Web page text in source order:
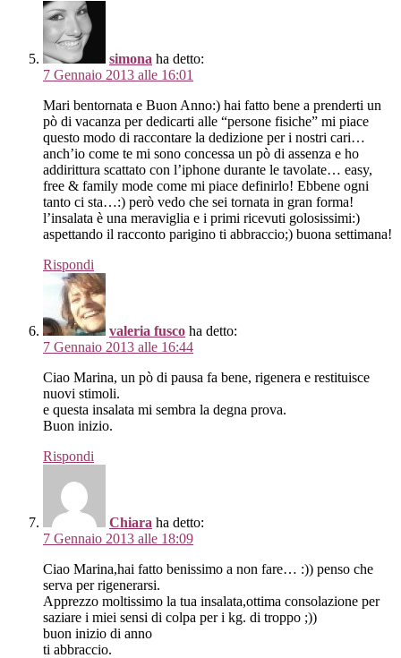
simona ha detto:
7 Gennaio 2013 alle 16:01
Mari bentornata e Buon Anno:) hai fatto bene a prenderti un
pò di vacanza per dedicarti alle “persone fisiche” mi piace
questo modo di raccontare la dedizione per i nostri cari…
anch’io come te mi sono concessa un pò di assenza e ho
addirittura scattato con l’iphone durante le tavolate… easy,
free & family mode come mi piace definirlo! Ebbene ogni
tanto ci sta…:) però vedo che sei tornata in gran forma!
l’insalata è una meraviglia e i primi ricevuti golosissimi:)
aspettando il racconto parigino ti abbraccio;) buona settimana!
Rispondi
valeria fusco ha detto:
7 Gennaio 2013 alle 16:44
Ciao Marina, un pò di pausa fa bene, rigenera e restituisce
nuovi stimoli.
e questa insalata mi sembra la degna prova.
Buon inizio.
Rispondi
Chiara ha detto:
7 Gennaio 2013 alle 18:09
Ciao Marina,hai fatto benissimo a non fare… :)) penso che
serva per rigenerarsi.
Apprezzo moltissimo la tua insalata,ottima consolazione per
saziare i miei sensi di colpa per i kg. di troppo ;))
buon inizio di anno
ti abbraccio.